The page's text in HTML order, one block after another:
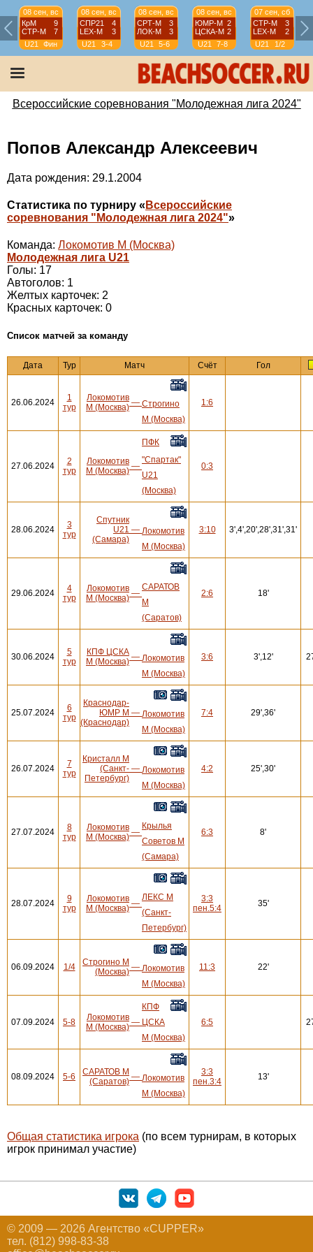
08 сен, вс
КрМ
9
СТР-М
7
U21
Фин
08 сен, вс
СПР21
4
LEX-М
3
U21
3-4
08 сен, вс
СРТ-М
3
ЛОК-М
3
U21
5-6
08 сен, вс
ЮМР-М 2
ЦСКА-М 2
U21
7-8
07 сен, сб
СТР-М
3
LEX-М
2
U21
1/2
Всероссийские соревнования "Молодежная лига 2024"
Попов Александр Алексеевич
Дата рождения: 29.1.2004
Статистика по турниру « Всероссийские
соревнования "Молодежная лига 2024"»
Команда: Локомотив М (Москва)
Молодежная лига U21
Голы: 17
Автоголов: 1
Желтых карточек: 2
Красных карточек: 0
Cписок матчей за команду
Дата Тур Матч Счёт Гол
26.06.2024
1
тур
Локомотив
М (Москва) — Строгино
М (Москва)
1:6
27.06.2024
2
тур
Локомотив
М (Москва) —
ПФК
"Спартак"
U21
(Москва)
0:3
28.06.2024
3
тур
Спутник
U21
(Самара)
— Локомотив
М (Москва)
3:10 3',4',20',28',31',31'
29.06.2024
4
тур
Локомотив
М (Москва) —
САРАТОВ
М
(Саратов)
2:6 18'
30.06.2024
5
тур
КПФ ЦСКА
М (Москва) — Локомотив
М (Москва)
3:6 3',12'
25.07.2024
6
тур
Краснодар-
ЮМР М
(Краснодар)
— Локомотив
М (Москва)
7:4 29',36'
26.07.2024
7
тур
Кристалл М
(Санкт-
Петербург)
— Локомотив
М (Москва)
4:2 25',30'
27.07.2024
8
тур
Локомотив
М (Москва) —
Крылья
Советов М
(Самара)
6:3 8'
28.07.2024
9
тур
Локомотив
М (Москва) —
ЛЕКС М
(Санкт-
Петербург)
3:3
пен.5:4
35'
06.09.2024 1/4
Строгино М
(Москва) — Локомотив
М (Москва)
11:3 22'
07.09.2024 5-8
Локомотив
М (Москва) —
КПФ
ЦСКА
М (Москва)
6:5
08.09.2024 5-6
САРАТОВ М
(Саратов) — Локомотив
М (Москва)
3:3
пен.3:4
13'
Общая статистика игрока (по всем турнирам, в которых
игрок принимал участие)
© 2009 — 2026 Агентство «CUPPER»
тел. (812) 998-83-38